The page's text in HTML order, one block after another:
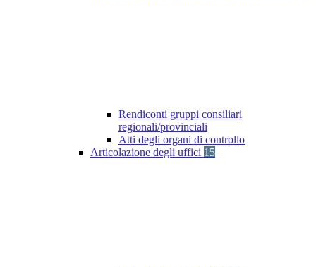
Rendiconti gruppi consiliari
regionali/provinciali
Atti degli organi di controllo
Articolazione degli uffici 15